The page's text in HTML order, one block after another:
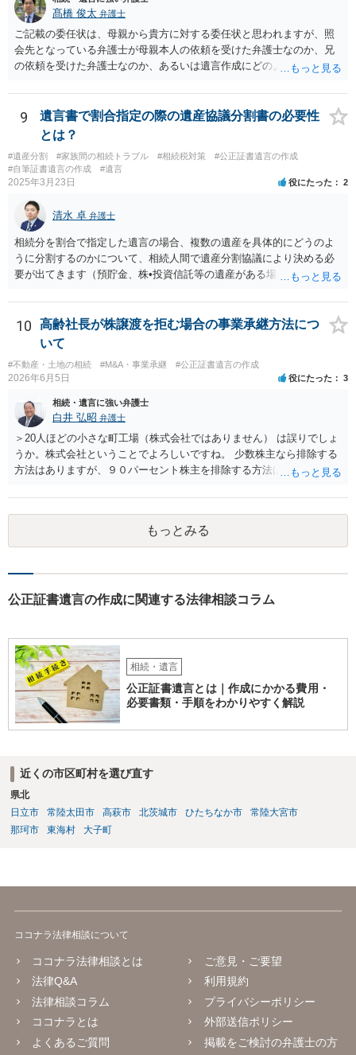
髙橋 俊太 弁護士
ご記載の委任状は、母親から貴方に対する委任状と思われますが、照
会先となっている弁護士が母親本人の依頼を受けた弁護士なのか、兄
の依頼を受けた弁護士なのか、あるいは遺言作成にどのような立場で
と思われます。 仮に、その弁護士が母親本人から依頼を受けているの
であれば、母親本人に対する報告義務が問題となります。母親が貴方
に一任する旨を明確に伝えており、委任状の内容にも、弁護士との連
絡、進捗確認、公正証書遺言の作成有無や控えの確認等が含まれてい
るのであれば、貴方から進捗状況等の説明を求める余地はあります。
他方で、その弁護士が兄の依頼を受けた弁護士である場合には、兄の
況を報告する義務があるとは限りません。また、親族間で利害対立が
ある可能性がある場合、守秘義務や本人意思確認の観点から、委任状
があるとしても直ちに内容を開示しないこともあり得ます。 公正証書
遺言が作成済みである場合でも、生前にその存在や内容を誰に開示す
るかは、基本的には遺言者本人の意思による問題です。まずは、母親
無・内容について説明してよい」旨を明確に伝えてもらい、委任状の
写しを添付して、期限を区切って書面で回答を求めることが考えられ
ます。それでも回答がない場合には、母親本人の意思能力や真意、兄
による不当な関与の有無も含めて、別の弁護士に資料（遺言書案、委
任状、母親の発言内容、弁護士との連絡履歴、兄とのやり取り等）を
示して相談した方がよいように思います。
9
遺言書で割合指定の際の遺産協議分割書の必要性
とは？
#遺産分割 #家族間の相続トラブル #相続税対策
#公正証書遺言の作成
#自筆証書遺言の作成
#遺言
2025年3月23日 役にたった 2
清水 卓 弁護士
相続分を割合で指定した遺言の場合、複数の遺産を具体的にどうのよ
うに分割するのかについて、相続人間で遺産分割協議により決める必
要が出てきます（預貯金、株•投資信託等の遺産がある場合に、どの遺
投資信託は他の相続人にというような分け方をするのか等について
は、相続人間で遺産分割協議により決める必要があります）。
10
高齢社長が株譲渡を拒む場合の事業承継方法につ
いて
#不動産・土地の相続 #M&A・事業承継 #公正証書遺言の作成
2026年6月5日 役にたった 3
相続・遺言に強い弁護士
白井 弘昭 弁護士
＞20人ほどの小さな町工場（株式会社ではありません） は誤りでしょ
うか。株式会社ということでよろしいですね。 少数株主なら排除する
方法はありますが、９０パーセント株主を排除する方法は現実的にあ
るか、家族を説得して承継させるかしかないでしょう。 また、出資者
がいれば、全員で会社を辞めて新たな会社を立ち上げることも考えら
れます。 それか、しばらく我慢して、社長が没した後に相続人から承
継させるしかないように思えます。 私見ながらご参考まで。
もっとみる
公正証書遺言の作成に関連する法律相談コラム
相続・遺言
公正証書遺言とは｜作成にかかる費用・
必要書類・手順をわかりやすく解説
近くの市区町村を選び直す
県北
日立市
常陸太田市 高萩市 北茨城市 ひたちなか市
常陸大宮市
那珂市
東海村 大子町
ココナラ法律相談について
ココナラ法律相談とは
法律Q&A
法律相談コラム
ココナラとは
よくあるご質問
ご意見・ご要望
利用規約
プライバシーポリシー
外部送信ポリシー
掲載をご検討の弁護士の方